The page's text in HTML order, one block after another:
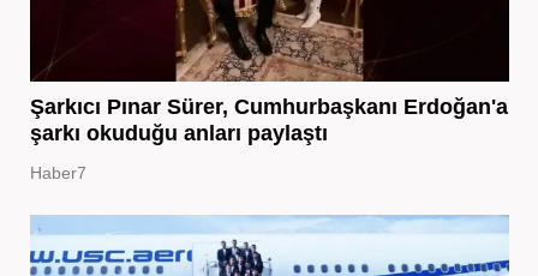
Şarkıcı Pınar Sürer, Cumhurbaşkanı Erdoğan'a
şarkı okuduğu anları paylaştı
Haber7